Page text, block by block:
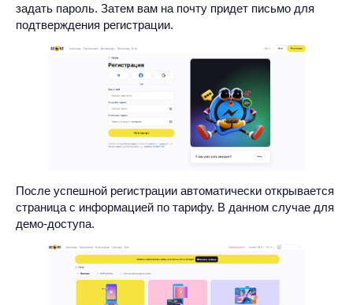
задать пароль. Затем вам на почту придет письмо для
подтверждения регистрации.
После успешной регистрации автоматически открывается
страница с информацией по тарифу. В данном случае для
демо-доступа.